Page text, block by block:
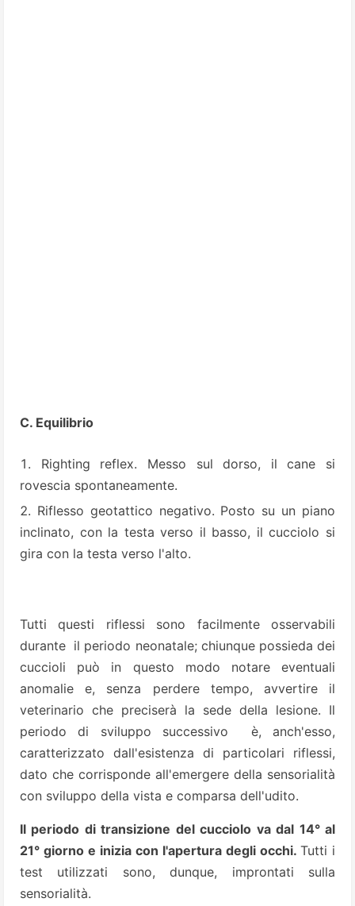
C. Equilibrio
Righting reflex. Messo sul dorso, il cane si
rovescia spontaneamente.
Riflesso geotattico negativo. Posto su un piano
inclinato, con la testa verso il basso, il cucciolo si
gira con la testa verso l'alto.
Tutti questi riflessi sono facilmente osservabili
durante il periodo neonatale; chiunque possieda dei
cuccioli può in questo modo notare eventuali
anomalie e, senza perdere tempo, avvertire il
veterinario che preciserà la sede della lesione. Il
periodo di sviluppo successivo è, anch'esso,
caratterizzato dall'esistenza di particolari riflessi,
dato che corrisponde all'emergere della sensorialità
con sviluppo della vista e comparsa dell'udito.
Il periodo di transizione del cucciolo va dal 14° al
21° giorno e inizia con l'apertura degli occhi. Tutti i
test utilizzati sono, dunque, improntati sulla
sensorialità.